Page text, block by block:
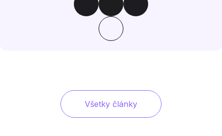
Všetky články